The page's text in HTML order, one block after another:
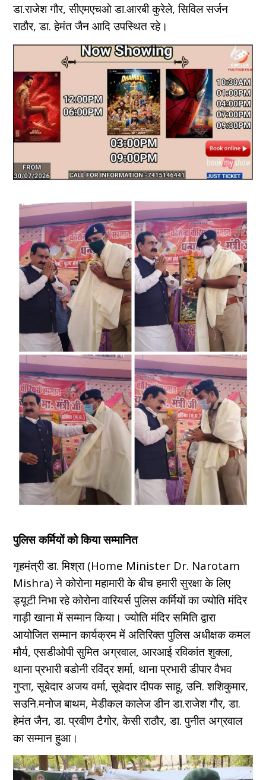
डा.राजेश गौर, सीएमएचओ डा.आरबी कुरेले, सिविल सर्जन
राठौर, डा. हेमंत जैन आदि उपस्थित रहे।
पुलिस कर्मियों को किया सम्मानित
गृहमंत्री डा. मिश्रा (Home Minister Dr. Narotam
Mishra) ने कोरोना महामारी के बीच हमारी सुरक्षा के लिए
ड्यूटी निभा रहे कोरोना वारियर्स पुलिस कर्मियों का ज्योति मंदिर
गाड़ी खाना में सम्मान किया। ज्योति मंदिर समिति द्वारा
आयोजित सम्मान कार्यक्रम में अतिरिक्त पुलिस अधीक्षक कमल
मौर्य, एसडीओपी सुमित अग्रवाल, आरआई रविकांत शुक्ला,
थाना प्रभारी बडोनी रविंद्र शर्मा, थाना प्रभारी डीपार वैभव
गुप्ता, सूबेदार अजय वर्मा, सूबेदार दीपक साहू, उनि. शशिकुमार,
सउनि.मनोज बाथम, मेडीकल कालेज डीन डा.राजेश गौर, डा.
हेमंत जैन, डा. प्रवीण टैगोर, केसी राठौर, डा. पुनीत अग्रवाल
का सम्मान हुआ।